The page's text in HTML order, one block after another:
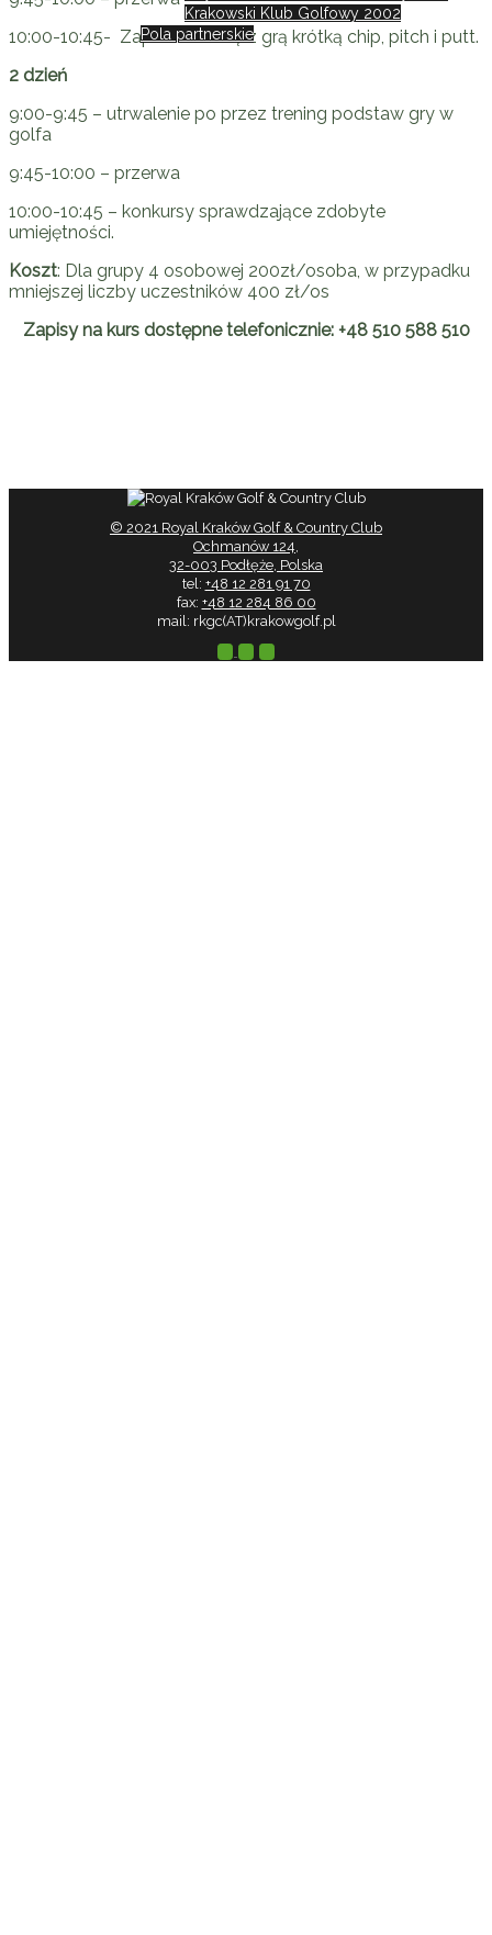
Krakowski Klub Golfowy 2002
Pola partnerskie
10:00-10:45- Zapoznanie się z grą krótką chip, pitch i putt.
2 dzień
9:00-9:45 – utrwalenie po przez trening podstaw gry w
golfa
9:45-10:00 – przerwa
10:00-10:45 – konkursy sprawdzające zdobyte
umiejętności.
Koszt: Dla grupy 4 osobowej 200zł/osoba, w przypadku
mniejszej liczby uczestników 400 zł/os
Zapisy na kurs dostępne telefonicznie: +48 510 588 510
© 2021 Royal Kraków Golf & Country Club
Ochmanów 124,
32-003 Podłęże, Polska
tel: +48 12 281 91 70
fax: +48 12 284 86 00
mail: rkgc(AT)krakowgolf.pl